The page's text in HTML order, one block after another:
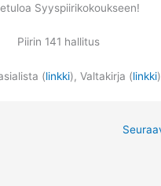
Syyspiirikokoukseen!
Piirin 141 hallitus
(linkki), Valtakirja (linkki)